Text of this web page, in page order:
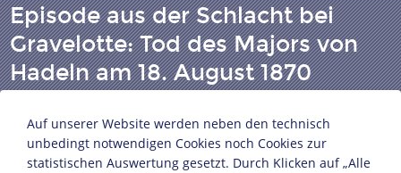
Episode aus der Schlacht bei
Gravelotte: Tod des Majors von
Hadeln am 18. August 1870
Carl Röchling (1855-1920)
Berlin, 1897
Auf unserer Website werden neben den technisch
unbedingt notwendigen Cookies noch Cookies zur
statistischen Auswertung gesetzt. Durch Klicken auf „Alle